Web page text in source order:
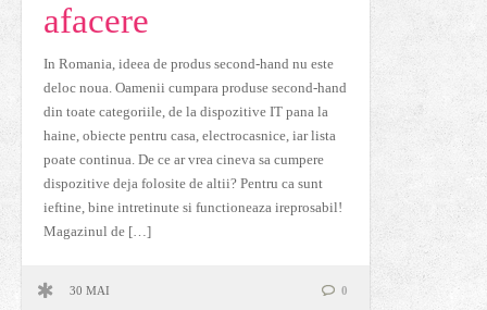
afacere
In Romania, ideea de produs second-hand nu este
deloc noua. Oamenii cumpara produse second-hand
din toate categoriile, de la dispozitive IT pana la
haine, obiecte pentru casa, electrocasnice, iar lista
poate continua. De ce ar vrea cineva sa cumpere
dispozitive deja folosite de altii? Pentru ca sunt
ieftine, bine intretinute si functioneaza ireprosabil!
Magazinul de […]
30 MAI 0